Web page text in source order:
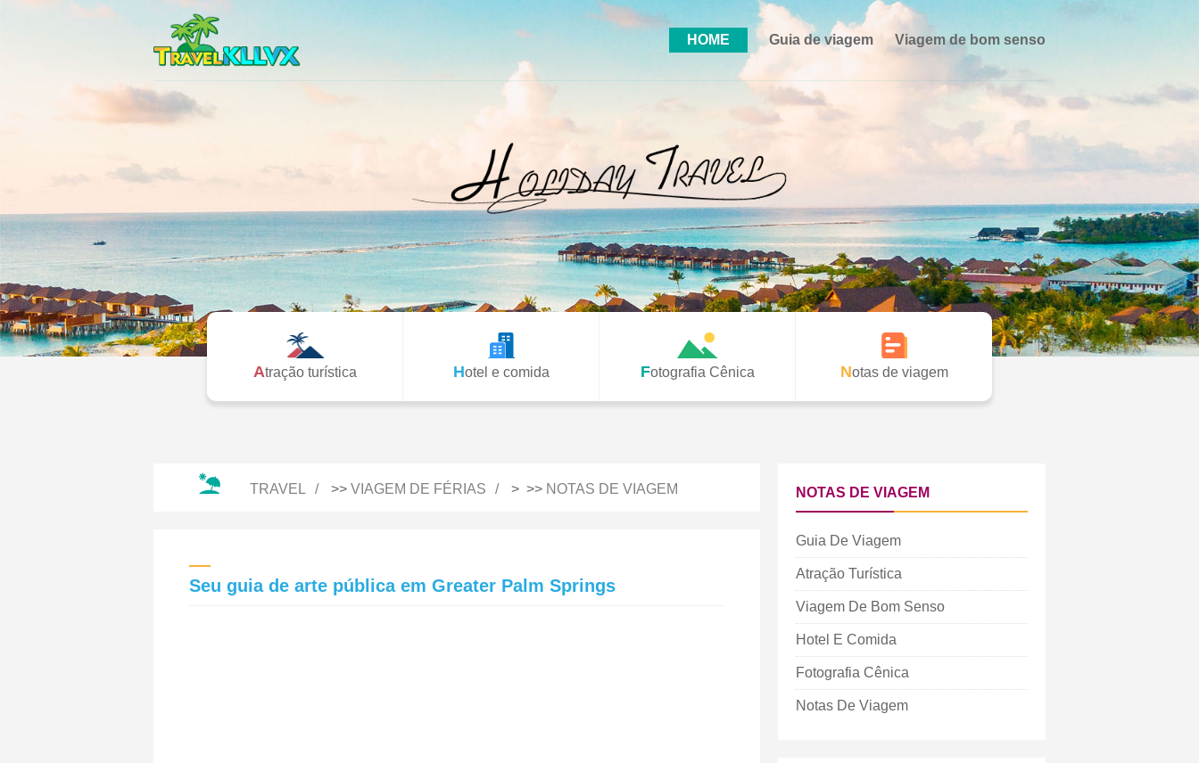
HOME Guia de viagem Viagem de bom senso
Atração turística Hotel e comida Fotografia Cênica Notas de viagem
TRAVEL >> VIAGEM DE FÉRIAS > >> NOTAS DE VIAGEM
Seu guia de arte pública em Greater Palm Springs
NOTAS DE VIAGEM
Guia De Viagem
Atração Turística
Viagem De Bom Senso
Hotel E Comida
Fotografia Cênica
Notas De Viagem